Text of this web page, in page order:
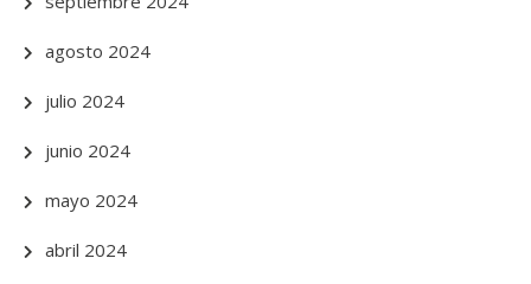
agosto 2024
julio 2024
junio 2024
mayo 2024
abril 2024